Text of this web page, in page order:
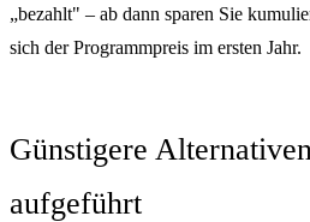
„bezahlt" – ab dann sparen Sie
sich der Programmpreis im ersten Jahr.
Günstigere
aufgeführt